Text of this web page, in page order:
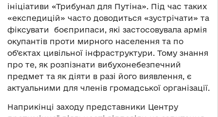
ініціативи «Трибунал для Путіна». Під час таких
«експедицій» часто доводиться «зустрічати» та
фіксувати боєприпаси, які застосовувала армія
окупантів проти мирного населення та по
об’єктах цивільної інфраструктури. Тому знання
про те, як розпізнати вибухонебезпечний
предмет та як діяти в разі його виявлення, є
актуальними для членів громадської організації.
Наприкінці заходу представники Центру